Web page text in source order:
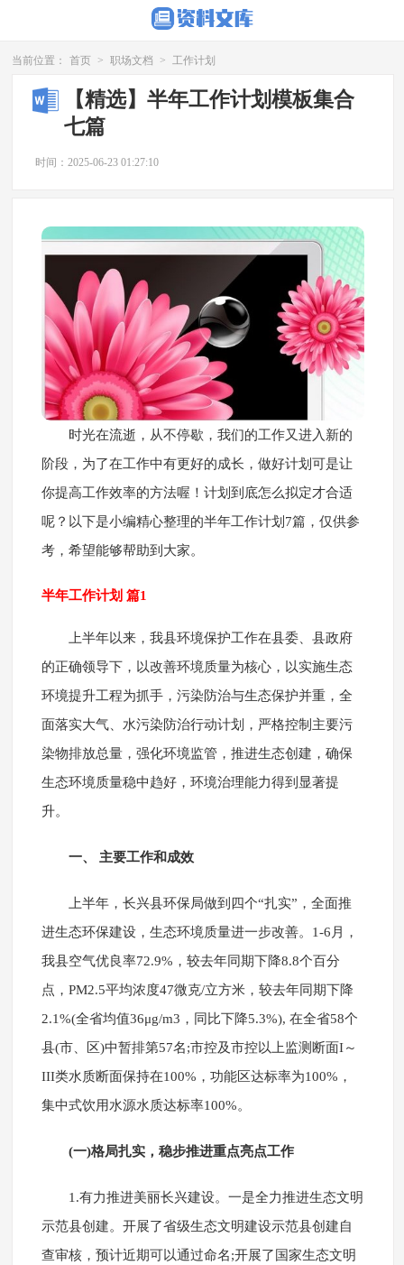
当前位置： 首页 > 职场文档 > 工作计划
【精选】半年工作计划模板集合
七篇
时间：2025-06-23 01:27:10
时光在流逝，从不停歇，我们的工作又进入新的
阶段，为了在工作中有更好的成长，做好计划可是让
你提高工作效率的方法喔！计划到底怎么拟定才合适
呢？以下是小编精心整理的半年工作计划7篇，仅供参
考，希望能够帮助到大家。
半年工作计划 篇1
上半年以来，我县环境保护工作在县委、县政府
的正确领导下，以改善环境质量为核心，以实施生态
环境提升工程为抓手，污染防治与生态保护并重，全
面落实大气、水污染防治行动计划，严格控制主要污
染物排放总量，强化环境监管，推进生态创建，确保
生态环境质量稳中趋好，环境治理能力得到显著提
升。
一、 主要工作和成效
上半年，长兴县环保局做到四个“扎实”，全面推
进生态环保建设，生态环境质量进一步改善。1-6月，
我县空气优良率72.9%，较去年同期下降8.8个百分
点，PM2.5平均浓度47微克/立方米，较去年同期下降
2.1%(全省均值36μg/m3，同比下降5.3%), 在全省58个
县(市、区)中暂排第57名;市控及市控以上监测断面I～
III类水质断面保持在100%，功能区达标率为100%，
集中式饮用水源水质达标率100%。
(一)格局扎实，稳步推进重点亮点工作
1.有力推进美丽长兴建设。一是全力推进生态文明
示范县创建。开展了省级生态文明建设示范县创建自
查审核，预计近期可以通过命名;开展了国家生态文明